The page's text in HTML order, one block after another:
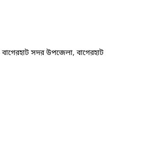
সদর উপজেলা, বাগেরহাট